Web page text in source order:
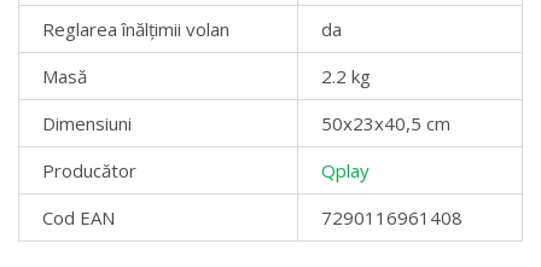
Reglarea înălțimii volan
da
Masă
2.2 kg
Dimensiuni
50х23х40,5 cm
Producător
Qplay
Cod EAN
7290116961408